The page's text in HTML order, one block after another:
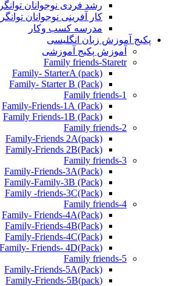
رشد فردی نوجوانان توانگر
کار آفرینی نوجوانان توانگر
مدرسه کسب وکار
پکیج آموزش زبان انگلیسی
آموزش پکیج آموزشی
Family friends-Staretr
Family- StarterA (pack)
Family- Starter B (Pack)
Family friends-1
(Pack) Family-Friends-1A
(Pack) Family Friends-1B
Family friends-2
Family-Friends 2A(pack)
Family-Friends 2B(Pack)
Family friends-3
(Pack)Family-Friends-3A
Family-Family-3B (Pack)
Family -friends-3C(Pack)
Family friends-4
Family- Friends-4A(Pack)
Family-Friends-4B(Pack)
Family-Friends-4C(Pack)
(Pack)Family- Friends- 4D
Family friends-5
Family-Friends-5A(Pack)
(pack)Family-Friends-5B